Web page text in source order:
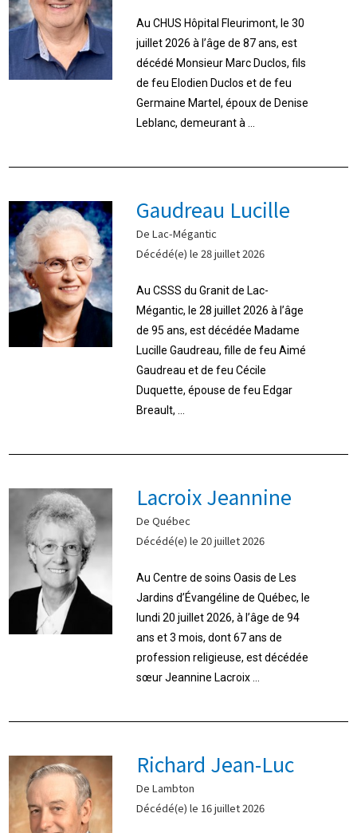
Au CHUS Hôpital Fleurimont, le 30
juillet 2026 à l’âge de 87 ans, est
décédé Monsieur Marc Duclos, fils
de feu Elodien Duclos et de feu
Germaine Martel, époux de Denise
Leblanc, demeurant à ...
Gaudreau Lucille
De Lac-Mégantic
Décédé(e) le 28 juillet 2026
Au CSSS du Granit de Lac-
Mégantic, le 28 juillet 2026 à l’âge
de 95 ans, est décédée Madame
Lucille Gaudreau, fille de feu Aimé
Gaudreau et de feu Cécile
Duquette, épouse de feu Edgar
Breault, ...
Lacroix Jeannine
De Québec
Décédé(e) le 20 juillet 2026
Au Centre de soins Oasis de Les
Jardins d’Évangéline de Québec, le
lundi 20 juillet 2026, à l’âge de 94
ans et 3 mois, dont 67 ans de
profession religieuse, est décédée
sœur Jeannine Lacroix ...
Richard Jean-Luc
De Lambton
Décédé(e) le 16 juillet 2026